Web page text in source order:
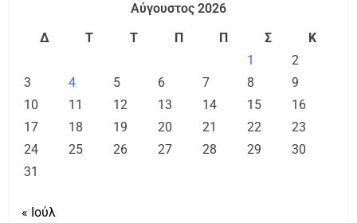
Αύγουστος 2026
Δ
Τ Τ Π Π Σ
Κ
1
2
3
4 5 6 7 8
9
10
11 12 13 14 15
16
17
18 19 20 21 22
23
24
25 26 27 28 29
30
31
« Ιούλ